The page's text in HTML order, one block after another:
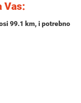
Vas:
99.1 km, i potrebno